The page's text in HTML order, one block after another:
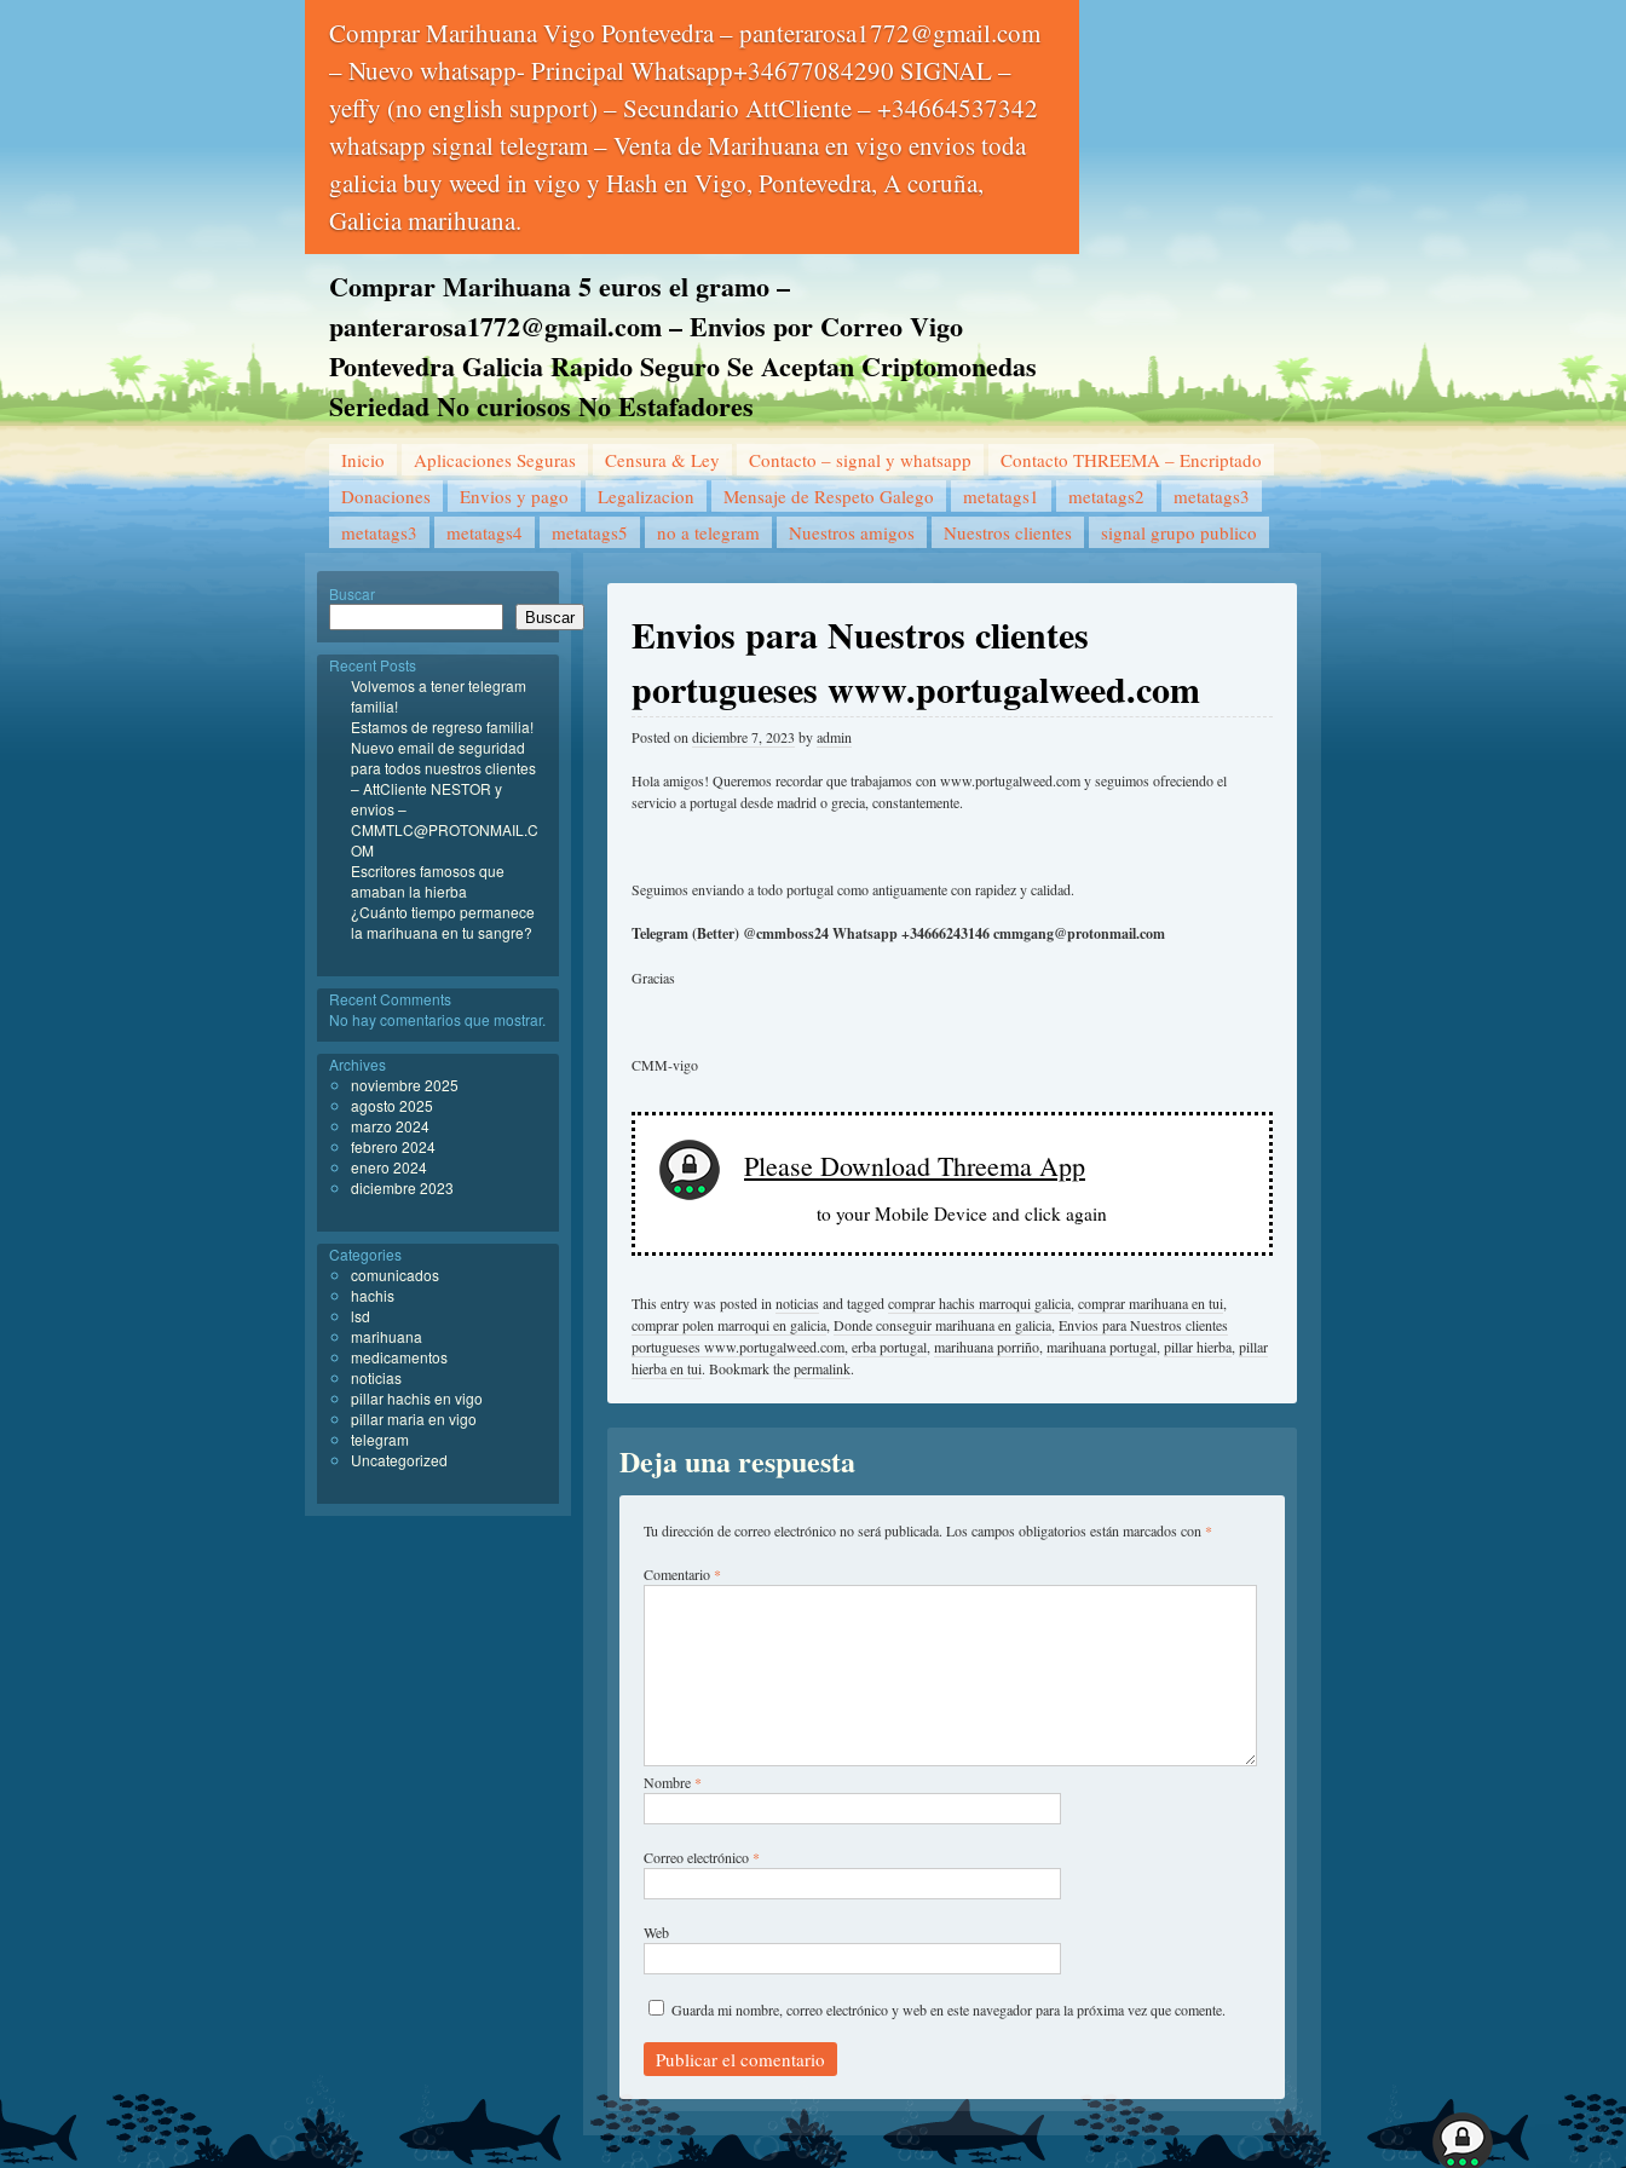
Comprar Marihuana Vigo Pontevedra – panterarosa1772@gmail.com
– Nuevo whatsapp- Principal Whatsapp+34677084290 SIGNAL –
yeffy (no english support) – Secundario AttCliente – +34664537342
whatsapp signal telegram – Venta de Marihuana en vigo envios toda
galicia buy weed in vigo y Hash en Vigo, Pontevedra, A coruña,
Galicia marihuana.
Comprar Marihuana 5 euros el gramo –
panterarosa1772@gmail.com – Envios por Correo Vigo
Pontevedra Galicia Rapido Seguro Se Aceptan Criptomonedas
Seriedad No curiosos No Estafadores
Inicio Aplicaciones Seguras Censura & Ley Contacto – signal y whatsapp
Contacto THREEMA – Encriptado
Donaciones
Envios y pago Legalizacion Mensaje de Respeto Galego metatags1 metatags2
metatags3
metatags3
metatags4 metatags5 no a telegram Nuestros amigos Nuestros clientes signal grupo publico
Envios para Nuestros clientes
portugueses www.portugalweed.com
Posted on diciembre 7, 2023 byadmin
Hola amigos! Queremos recordar que trabajamos con www.portugalweed.com y seguimos ofreciendo el
servicio a portugal desde madrid o grecia, constantemente.
Seguimos enviando a todo portugal como antiguamente con rapidez y calidad.
Telegram (Better) @cmmboss24 Whatsapp +34666243146 cmmgang@protonmail.com
Gracias
CMM-vigo
Please Download Threema App
to your Mobile Device and click again
This entry was posted in noticias and taggedcomprar hachis marroqui galicia, comprar marihuana en tui,
comprar polen marroqui en galicia, Donde conseguir marihuana en galicia, Envios para Nuestros clientes
portugueses www.portugalweed.com, erba portugal, marihuana porriño, marihuana portugal, pillar hierba, pillar
hierba en tui. Bookmark thepermalink.
Deja una respuesta
Tu dirección de correo electrónico no será publicada. Los campos obligatorios están marcados con *
Comentario *
Nombre *
Correo electrónico *
Web
Guarda mi nombre, correo electrónico y web en este navegador para la próxima vez que comente.
Buscar
Buscar
Recent Posts
Volvemos a tener telegram
familia!
Estamos de regreso familia!
Nuevo email de seguridad
para todos nuestros clientes
– AttCliente NESTOR y
envios –
CMMTLC@PROTONMAIL.C
OM
Escritores famosos que
amaban la hierba
¿Cuánto tiempo permanece
la marihuana en tu sangre?
Recent Comments
No hay comentarios que mostrar.
Archives
noviembre 2025
agosto 2025
marzo 2024
febrero 2024
enero 2024
diciembre 2023
Categories
comunicados
hachis
lsd
marihuana
medicamentos
noticias
pillar hachis en vigo
pillar maria en vigo
telegram
Uncategorized